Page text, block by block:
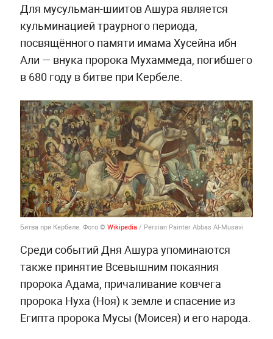
Для мусульман-шиитов Ашура является
кульминацией траурного периода,
посвящённого памяти имама Хусейна ибн
Али — внука пророка Мухаммеда, погибшего
в 680 году в битве при Кербеле.
Битва при Кербеле. Фото © Wikipedia/ Persian Painter Abbas Al-Musavi
Среди событий Дня Ашура упоминаются
также принятие Всевышним покаяния
пророка Адама, причаливание ковчега
пророка Нуха (Ноя) к земле и спасение из
Египта пророка Мусы (Моисея) и его народа.